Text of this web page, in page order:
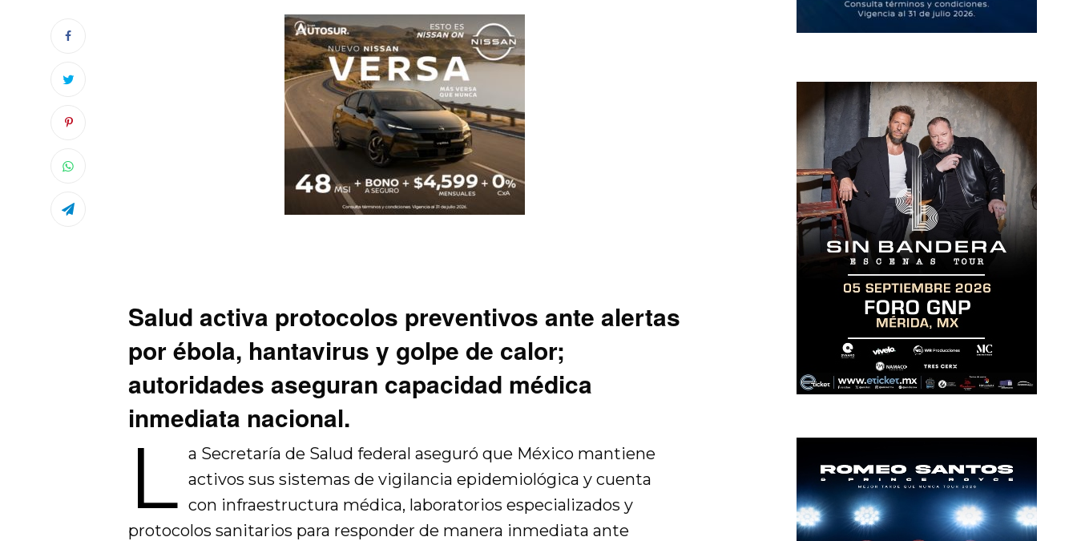
Salud activa protocolos preventivos ante alertas
por ébola, hantavirus y golpe de calor;
autoridades aseguran capacidad médica
inmediata nacional.
L a Secretaría de Salud federal aseguró que México mantiene
activos sus sistemas de vigilancia epidemiológica y cuenta
con infraestructura médica, laboratorios especializados y
protocolos sanitarios para responder de manera inmediata ante